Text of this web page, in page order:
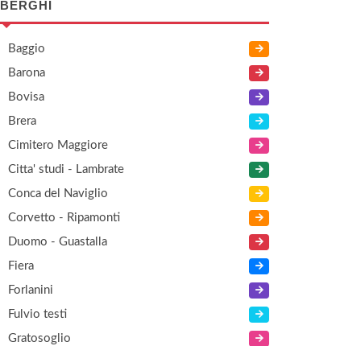
Baggio
Barona
Bovisa
Brera
Cimitero Maggiore
Citta' studi - Lambrate
Conca del Naviglio
Corvetto - Ripamonti
Duomo - Guastalla
Fiera
Forlanini
Fulvio testi
Gratosoglio